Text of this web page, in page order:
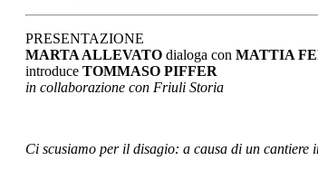
PRESENTAZIONE
MARTA ALLEVATO dialoga con MATTIA
introduce TOMMASO PIFFER
in collaborazione con Friuli Storia
Ci scusiamo per il disagio: a causa di un cantiere